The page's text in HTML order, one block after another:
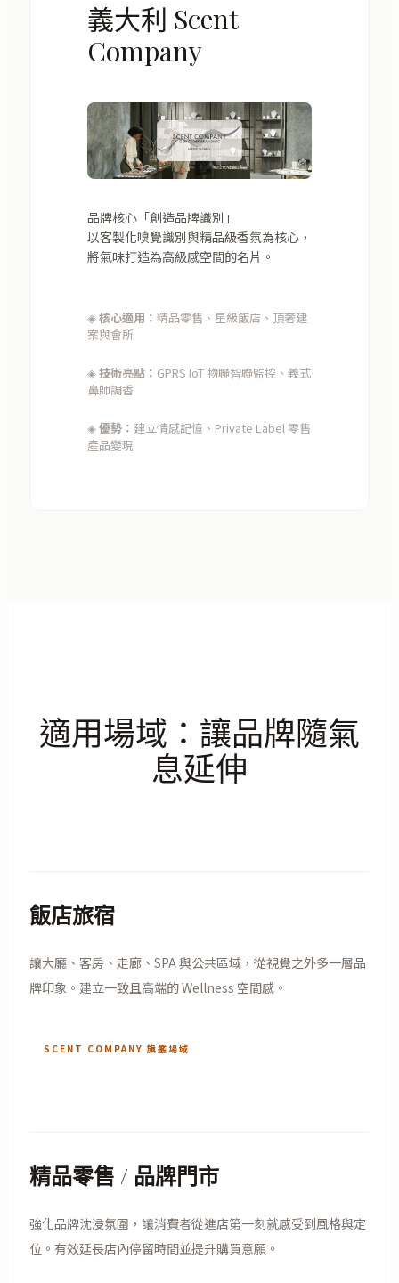
義大利 Scent
Company
品牌核心「創造品牌識別」
以客製化嗅覺識別與精品級香氛為核心，
將氣味打造為高級感空間的名片。
◈核心適用： 精品零售、星級飯店、頂奢建
案與會所
◈技術亮點： GPRS IoT 物聯智聯監控、義式
鼻師調香
◈優勢： 建立情感記憶、Private Label 零售
產品變現
適用場域：讓品牌隨氣
息延伸
飯店旅宿
讓大廳、客房、走廊、SPA 與公共區域，從視覺之外多一層品
牌印象。建立一致且高端的 Wellness 空間感。
SCENT COMPANY 旗艦場域
精品零售 / 品牌門市
強化品牌沈浸氛圍，讓消費者從進店第一刻就感受到風格與定
位。有效延長店內停留時間並提升購買意願。